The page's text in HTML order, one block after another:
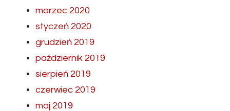
marzec 2020
styczeń 2020
grudzień 2019
październik 2019
sierpień 2019
czerwiec 2019
maj 2019